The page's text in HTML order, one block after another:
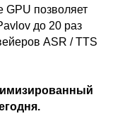
GPU позволяет
до 20 раз
ASR / TTS